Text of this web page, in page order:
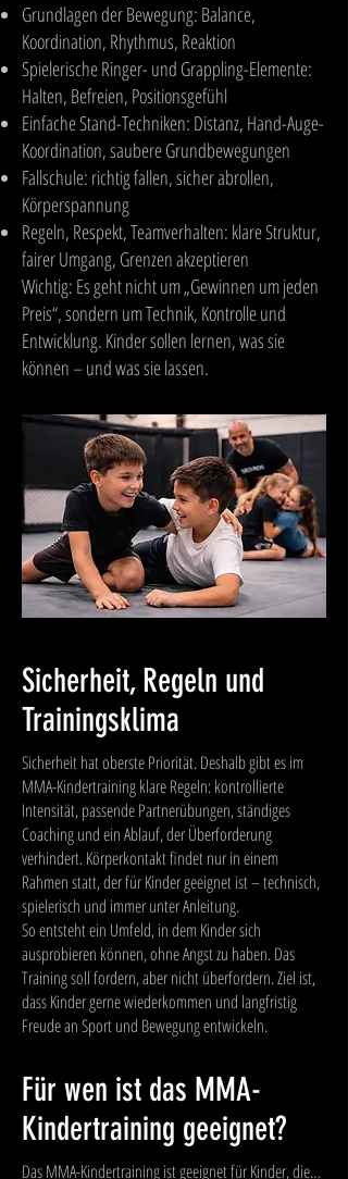
Grundlagen der Bewegung: Balance,
Koordination, Rhythmus, Reaktion
Spielerische Ringer- und Grappling-Elemente:
Halten, Befreien, Positionsgefühl
Einfache Stand-Techniken: Distanz, Hand-Auge-
Koordination, saubere Grundbewegungen
Fallschule: richtig fallen, sicher abrollen,
Körperspannung
Regeln, Respekt, Teamverhalten: klare Struktur,
fairer Umgang, Grenzen akzeptieren
Wichtig: Es geht nicht um „Gewinnen um jeden
Preis“, sondern um Technik, Kontrolle und
Entwicklung. Kinder sollen lernen, was sie
können – und was sie lassen.
Sicherheit, Regeln und
Trainingsklima
Sicherheit hat oberste Priorität. Deshalb gibt es im
MMA-Kindertraining klare Regeln: kontrollierte
Intensität, passende Partnerübungen, ständiges
Coaching und ein Ablauf, der Überforderung
verhindert. Körperkontakt findet nur in einem
Rahmen statt, der für Kinder geeignet ist – technisch,
spielerisch und immer unter Anleitung.
So entsteht ein Umfeld, in dem Kinder sich
ausprobieren können, ohne Angst zu haben. Das
Training soll fordern, aber nicht überfordern. Ziel ist,
dass Kinder gerne wiederkommen und langfristig
Freude an Sport und Bewegung entwickeln.
Für wen ist das MMA-
Kindertraining geeignet?
Das MMA-Kindertraining ist geeignet für Kinder, die…